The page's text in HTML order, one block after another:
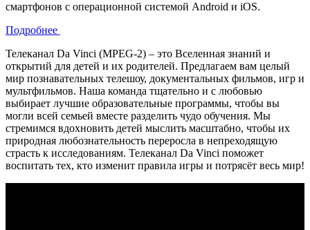
смартфонов с операционной системой Android и iOS.
Подробнее
Телеканал Da Vinci (MPEG-2) – это Вселенная знаний и
открытий для детей и их родителей. Предлагаем вам целый
мир познавательных телешоу, документальных фильмов, игр и
мультфильмов. Наша команда тщательно и с любовью
выбирает лучшие образовательные программы, чтобы вы
могли всей семьей вместе разделить чудо обучения. Мы
стремимся вдохновить детей мыслить масштабно, чтобы их
природная любознательность переросла в непреходящую
страсть к исследованиям. Телеканал Da Vinci поможет
воспитать тех, кто изменит правила игры и потрясёт весь мир!